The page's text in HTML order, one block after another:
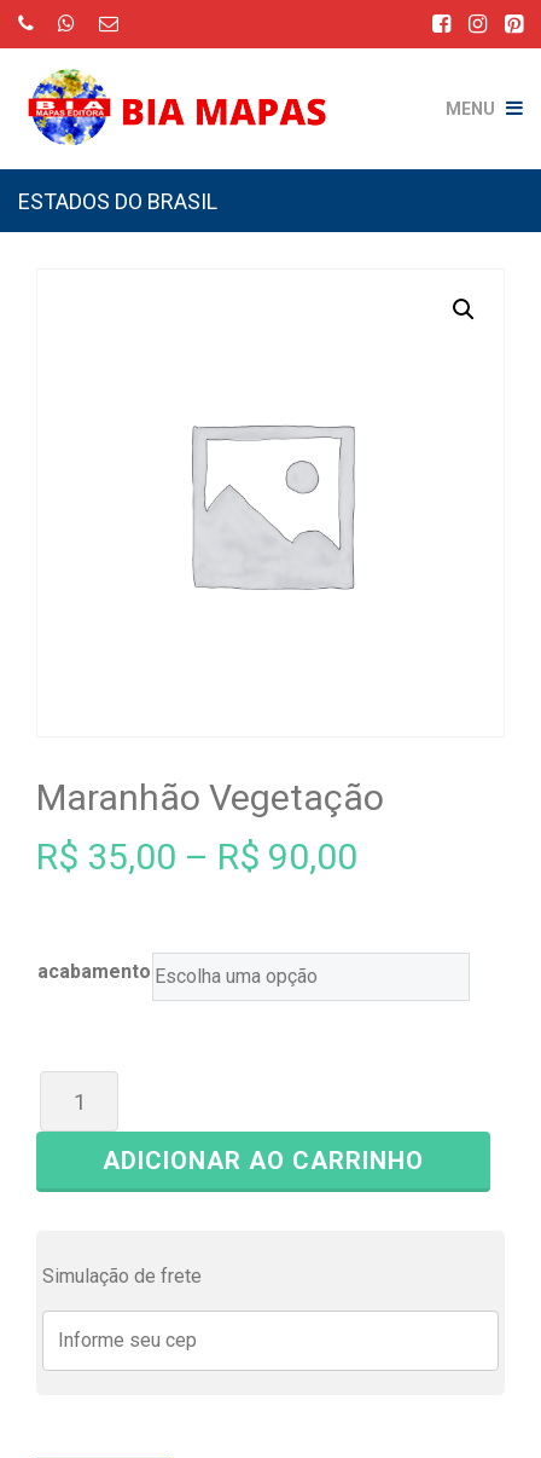
MENU
ESTADOS DO BRASIL
Maranhão Vegetação
R$ 35,00 – R$ 90,00
acabamento
ADICIONAR AO CARRINHO
Simulação de frete